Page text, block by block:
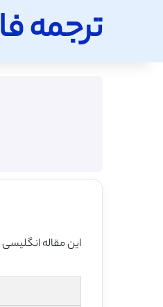
ترجمه فا
این مقاله انگلیسی ISI در 3 صفحه در سال 2016 منتشر شده و ترجمه آن 5 صفحه میباشد. کیفیت ترجمه این مقاله ویژه – طلایی